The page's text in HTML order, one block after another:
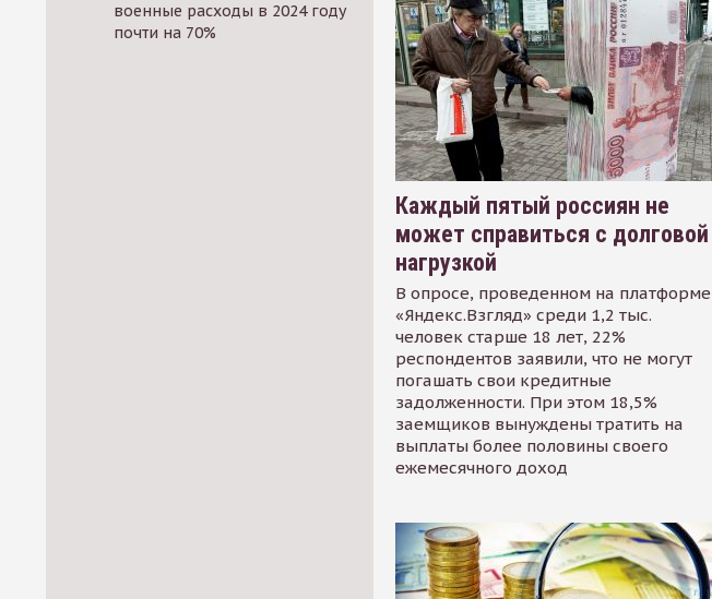
военные расходы в 2024 году
почти на 70%
Каждый пятый россиян не
может справиться с долговой
нагрузкой
В опросе, проведенном на платформе
«Яндекс.Взгляд» среди 1,2 тыс.
человек старше 18 лет, 22%
респондентов заявили, что не могут
погашать свои кредитные
задолженности. При этом 18,5%
заемщиков вынуждены тратить на
выплаты более половины своего
ежемесячного доход